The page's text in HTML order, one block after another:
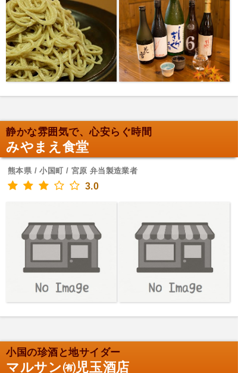
静かな雰囲気で、心安らぐ時間
みやまえ食堂
熊本県 / 小国町 / 宮原 弁当製造業者
3.0
小国の珍酒と地サイダー
マルサン㈲児玉酒店